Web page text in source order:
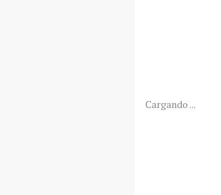
Cargando ...